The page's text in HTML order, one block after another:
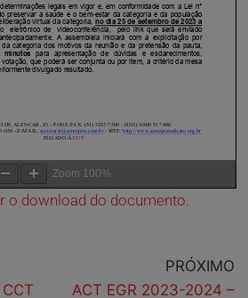
Zoom 100%
o download do documento.
PRÓXIMO
ACT EGR 2023-2024 –